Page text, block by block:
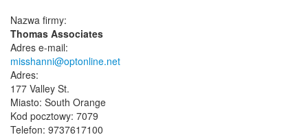
Nazwa firmy:
Thomas Associates
Adres e-mail:
misshanni@optonline.net
Adres:
177 Valley St.
Miasto: South Orange
Kod pocztowy: 7079
Telefon: 9737617100